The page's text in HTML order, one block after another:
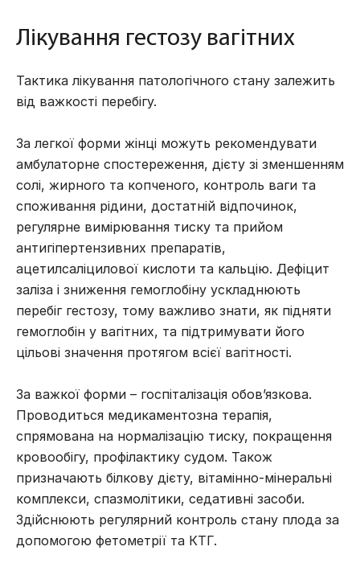
Лікування гестозу вагітних
Тактика лікування патологічного стану залежить
від важкості перебігу.
За легкої форми жінці можуть рекомендувати
амбулаторне спостереження, дієту зі зменшенням
солі, жирного та копченого, контроль ваги та
споживання рідини, достатній відпочинок,
регулярне вимірювання тиску та прийом
антигіпертензивних препаратів,
ацетилсаліцилової кислоти та кальцію. Дефіцит
заліза і зниження гемоглобіну ускладнюють
перебіг гестозу, тому важливо знати, як підняти
гемоглобін у вагітних, та підтримувати його
цільові значення протягом всієї вагітності.
За важкої форми – госпіталізація обов’язкова.
Проводиться медикаментозна терапія,
спрямована на нормалізацію тиску, покращення
кровообігу, профілактику судом. Також
призначають білкову дієту, вітамінно-мінеральні
комплекси, спазмолітики, седативні засоби.
Здійснюють регулярний контроль стану плода за
допомогою фетометрії та КТГ.